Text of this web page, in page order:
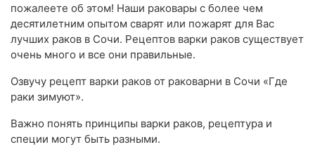
пожалеете об этом! Наши раковары с более чем
десятилетним опытом сварят или пожарят для Вас
лучших раков в Сочи. Рецептов варки раков существует
очень много и все они правильные.
Озвучу рецепт варки раков от раковарни в Сочи «Где
раки зимуют».
Важно понять принципы варки раков, рецептура и
специи могут быть разными.